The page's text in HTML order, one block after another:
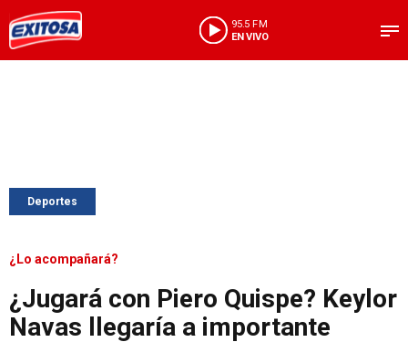
95.5 FM
EN VIVO
Deportes
¿Lo acompañará?
¿Jugará con Piero Quispe? Keylor
Navas llegaría a importante